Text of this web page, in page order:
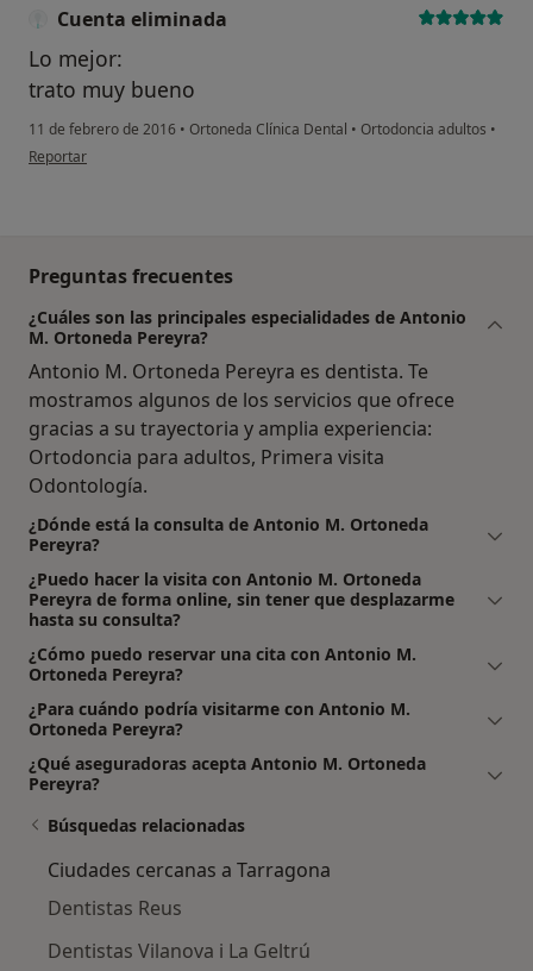
Cuenta eliminada
Lo mejor:
trato muy bueno
11 de febrero de 2016 • Ortoneda Clínica Dental • Ortodoncia adultos •
en opinión del usuario Cuenta eliminada
Reportar
Preguntas frecuentes
¿Cuáles son las principales especialidades de Antonio
M. Ortoneda Pereyra?
Antonio M. Ortoneda Pereyra es dentista. Te
mostramos algunos de los servicios que ofrece
gracias a su trayectoria y amplia experiencia:
Ortodoncia para adultos, Primera visita
Odontología.
¿Dónde está la consulta de Antonio M. Ortoneda
Pereyra?
¿Puedo hacer la visita con Antonio M. Ortoneda
Pereyra de forma online, sin tener que desplazarme
hasta su consulta?
¿Cómo puedo reservar una cita con Antonio M.
Ortoneda Pereyra?
¿Para cuándo podría visitarme con Antonio M.
Ortoneda Pereyra?
¿Qué aseguradoras acepta Antonio M. Ortoneda
Pereyra?
Búsquedas relacionadas
Ciudades cercanas a Tarragona
Dentistas Reus
Dentistas Vilanova i La Geltrú